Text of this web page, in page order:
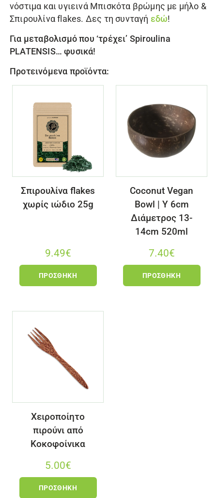
νόστιμα και υγιεινά Μπισκότα βρώμης με μήλο &
Σπιρουλίνα flakes. Δες τη συνταγή εδώ!
Για μεταβολισμό που ‘τρέχει’ Spiroulina
PLATENSIS… φυσικά!
Προτεινόμενα προϊόντα:
Σπιρουλίνα flakes
χωρίς ιώδιο 25g
9.49€
ΠΡΟΣΘΉΚΗ
Coconut Vegan
Bowl | Y 6cm
Διάμετρος 13-
14cm 520ml
7.40€
ΠΡΟΣΘΉΚΗ
Χειροποίητο
πιρούνι από
Κοκοφοίνικα
5.00€
ΠΡΟΣΘΉΚΗ